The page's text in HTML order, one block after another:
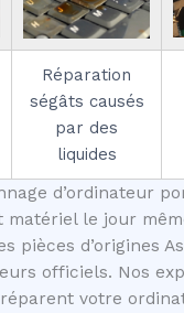
Réparation
ségâts causés
par des
liquides
d’ordinateur
matériel le jour
pièces d’origines
officiels. Nos
votre